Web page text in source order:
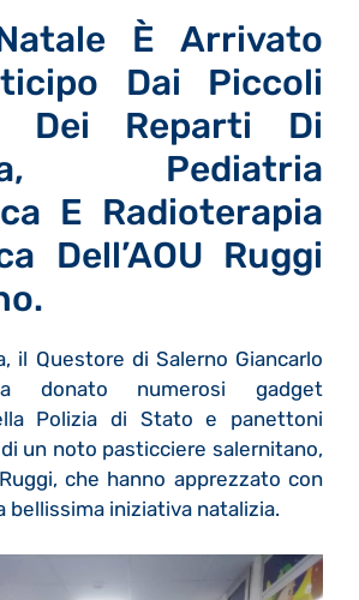
È Arrivato
Dai Piccoli
Dei Reparti Di
Pediatria
E Radioterapia
Dell’AOU Ruggi
il Questore di Salerno Giancarlo
donato numerosi gadget
Polizia di Stato e panettoni
un noto pasticciere salernitano,
che hanno apprezzato con
bellissima iniziativa natalizia.